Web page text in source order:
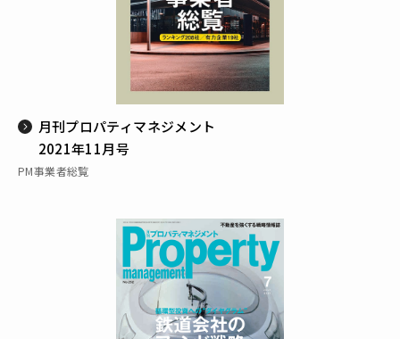
月刊プロパティマネジメント
2021年11月号
PM事業者総覧